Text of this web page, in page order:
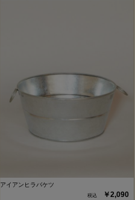
アイアンヒラバケツ
￥2,090